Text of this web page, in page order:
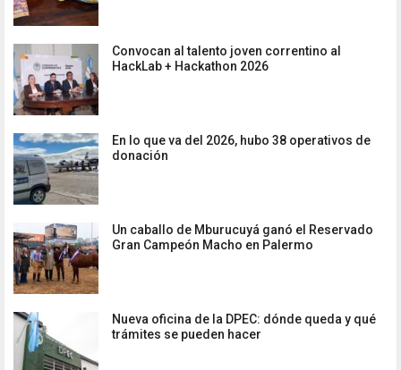
Convocan al talento joven correntino al
HackLab + Hackathon 2026
En lo que va del 2026, hubo 38 operativos de
donación
Un caballo de Mburucuyá ganó el Reservado
Gran Campeón Macho en Palermo
Nueva oficina de la DPEC: dónde queda y qué
trámites se pueden hacer